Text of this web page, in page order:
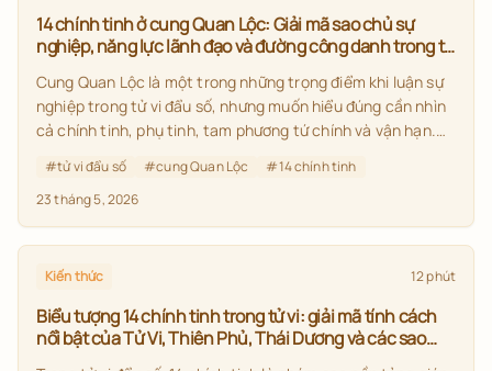
14 chính tinh ở cung Quan Lộc: Giải mã sao chủ sự
nghiệp, năng lực lãnh đạo và đường công danh trong tử
Cung Quan Lộc là một trong những trọng điểm khi luận sự
nghiệp trong tử vi đẩu số, nhưng muốn hiểu đúng cần nhìn
cả chính tinh, phụ tinh, tam phương tứ chính và vận hạn.
Lộc theo cách dễ hiểu, thực tế và phù hợp không khí đầu
xuân Bính Ngọ 2026.
#tử vi đẩu số #cung Quan Lộc #14 chính tinh
23 tháng 5, 2026
Kiến thức 12 phút
Biểu tượng 14 chính tinh trong tử vi: giải mã tính cách
nổi bật của Tử Vi, Thiên Phủ, Thái Dương và các sao